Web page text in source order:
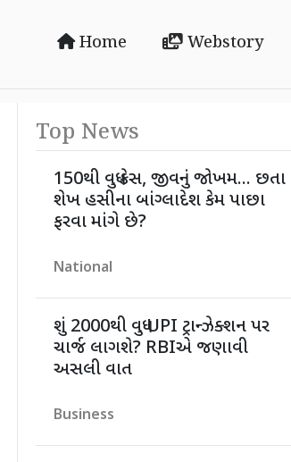
Home Webstory
Top News
150થી વધુ કેસ, જીવનું જોખમ... છતા
શેખ હસીના બાંગ્લાદેશ કેમ પાછા
ફરવા માંગે છે?
National
શું 2000થી વધુ UPI ટ્રાન્ઝેક્શન પર
ચાર્જ લાગશે? RBIએ જણાવી
અસલી વાત
Business